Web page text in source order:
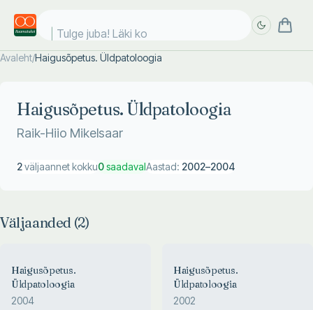
Tulge juba! Läki koo
Avaleht/Haigusõpetus. Üldpatoloogia
Haigusõpetus. Üldpatoloogia
Raik-Hiio Mikelsaar
2väljaannet kokku0saadavalAastad: 2002–2004
Väljaanded (2)
Haigusõpetus.
Üldpatoloogia
2004
Haigusõpetus.
Üldpatoloogia
2002